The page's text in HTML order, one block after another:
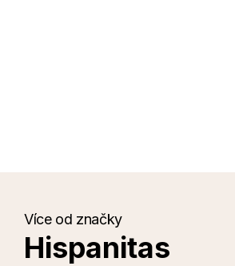
Více od značky
Hispanitas